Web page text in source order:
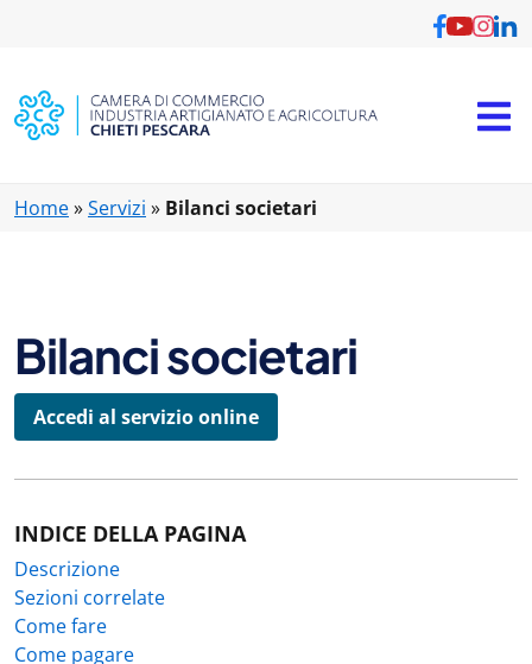
Home»Servizi » Bilanci societari
Bilanci societari
Accedi al servizio online
INDICE DELLA PAGINA
Descrizione
Sezioni correlate
Come fare
Come pagare